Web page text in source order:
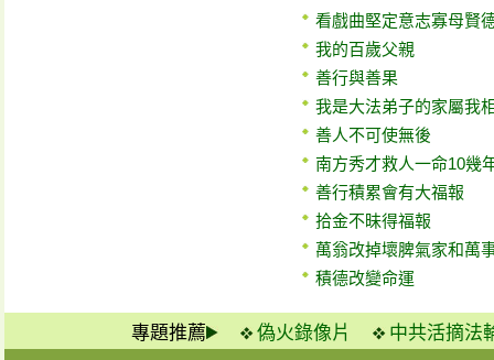
看戲曲堅定意志寡母賢
我的百歲父親
善行與善果
我是大法弟子的家屬我
善人不可使無後
南方秀才救人一命10幾
善行積累會有大福報
拾金不昧得福報
萬翁改掉壞脾氣家和萬
積德改變命運
專題推薦 偽火錄像片 中共活摘法